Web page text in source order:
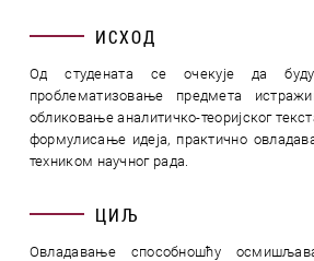
ИСХОД
Од студената се очекује да
проблематизовање предмета
обликовање аналитичко-теоријског
формулисање идеја, практично
техником научног рада.
ЦИЉ
Овладавање способношћу